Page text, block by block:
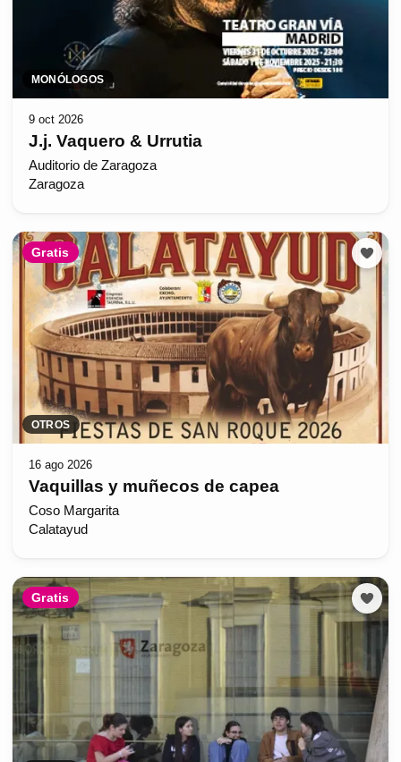
MONÓLOGOS
9 oct 2026
J.j. Vaquero & Urrutia
Auditorio de Zaragoza
Zaragoza
Gratis
OTROS
16 ago 2026
Vaquillas y muñecos de capea
Coso Margarita
Calatayud
Gratis